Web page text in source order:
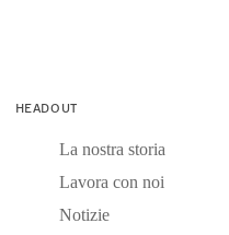
HEADOUT
La nostra storia
Lavora con noi
Notizie